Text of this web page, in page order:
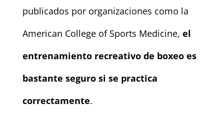
publicados por organizaciones como la
American College of Sports Medicine, el
entrenamiento recreativo de boxeo es
bastante seguro si se practica
correctamente.